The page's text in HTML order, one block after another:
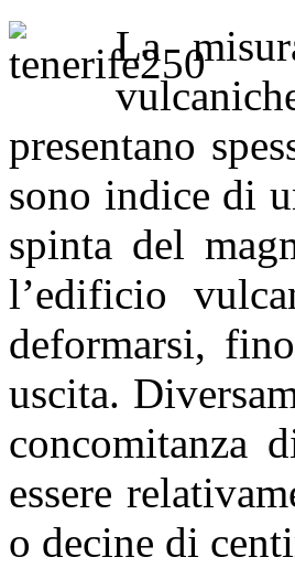
La
presentano
sono indice di
spinta del
l’edificio
deformarsi,
uscita.
concomitanza
essere
o decine di